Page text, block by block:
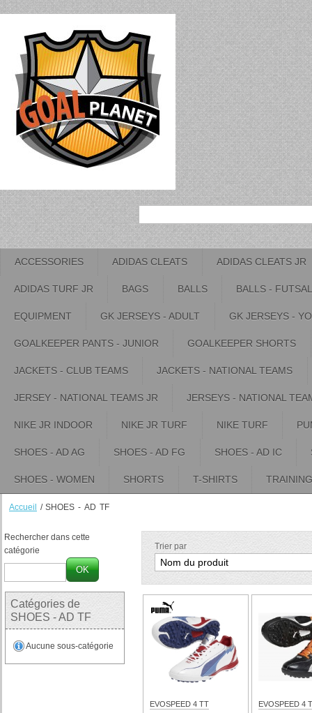
ACCESSORIES ADIDAS CLEATS ADIDAS CLEATS JR
ADIDAS TURF JR BAGS BALLS BALLS -
EQUIPMENT GK JERSEYS - ADULT GK JERSEYS -
GOALKEEPER PANTS - JUNIOR GOALKEEPER SHORTS
JACKETS - CLUB TEAMS JACKETS - NATIONAL TEAMS
JERSEY - NATIONAL TEAMS JR JERSEYS - NATIONAL
NIKE JR INDOOR NIKE JR TURF NIKE TURF
SHOES - AD AG SHOES - AD FG SHOES - AD IC
SHOES - WOMEN SHORTS T-SHIRTS
Accueil / SHOES - AD TF
Rechercher dans cette
catégorie
OK
Catégories de
SHOES - AD TF
Aucune sous-catégorie
Trier par
EVOSPEED 4 TT EVOSPEED 4